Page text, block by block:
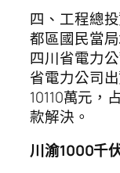
四、工程總
都區國民當
四川省電力
省電力公司
10110萬元，
款解決。
川渝1000千